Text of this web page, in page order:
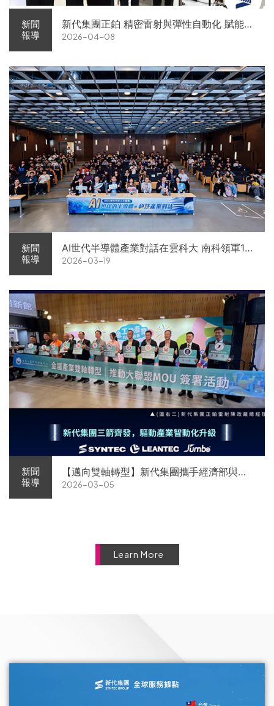
新聞
報導
新代集團正鉑 精密雷射與彈性自動化 賦能智
慧智造解方電子展亮相
2026-04-08
新聞
報導
AI世代半導體產業對話在雲科大 南科領軍11
家企業前進校園徵才
2026-03-19
新聞
報導
【邁向雙軸轉型】新代集團攜手經濟部與金
屬中心簽署MOU 領航 AI機器人智慧智造
2026-03-05
Learn More